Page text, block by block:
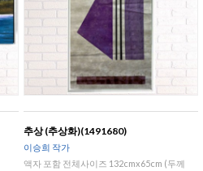
추상 (추상화)(1491680)
이승희 작가
액자 포함 전체사이즈 132cmx65cm (두께